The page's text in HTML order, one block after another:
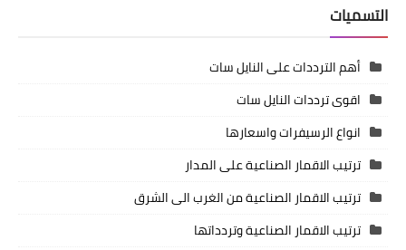
التسميات
أهم الترددات على النايل سات
اقوى ترددات النايل سات
انواع الرسيفرات واسعارها
ترتيب الاقمار الصناعية على المدار
ترتيب الاقمار الصناعية من الغرب الى الشرق
ترتيب الاقمار الصناعية وتردداتها